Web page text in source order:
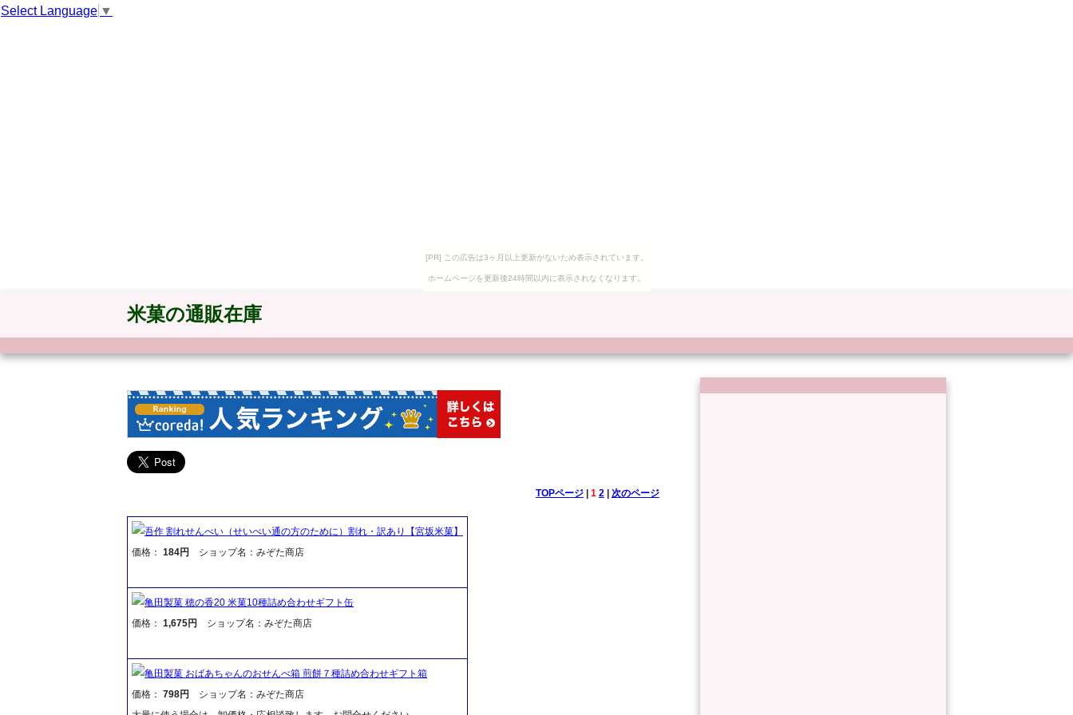
Select Language ▼
[PR] この広告は3ヶ月以上更新がないため表示されています。
ホームページを更新後24時間以内に表示されなくなります。
米菓の通販在庫
TOPページ| 1 2| 次のページ
吾作 割れせんべい（せいべい通の方のために）割れ・訳あり【宮坂米菓】
価格： 184円 ショップ名：みぞた商店
亀田製菓 穂の香20 米菓10種詰め合わせギフト缶
価格： 1,675円 ショップ名：みぞた商店
亀田製菓 おばあちゃんのおせんべ箱 煎餅７種詰め合わせギフト箱
価格： 798円
ショップ名：みぞた商店